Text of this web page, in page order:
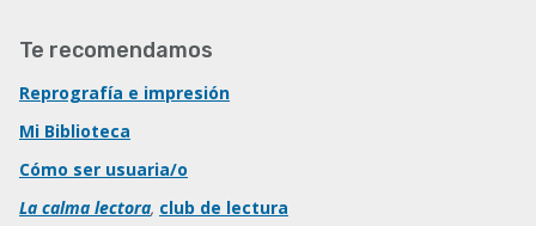
Te recomendamos
Reprografía e impresión
Mi Biblioteca
Cómo ser usuaria/o
La calma lectora, club de lectura